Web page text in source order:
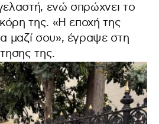
ενώ σπρώχνει το
της. «Η εποχή της
μαζί σου», έγραψε στη
της.